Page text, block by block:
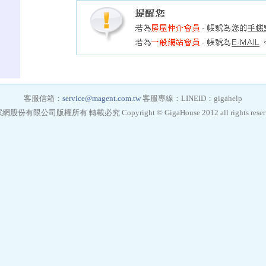
客服信箱： service@magent.com.tw 客服專線：LINEID：gigahelp
網股份有限公司版權所有 轉載必究 Copyright © GigaHouse 2012 all rights